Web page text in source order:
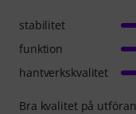
Bra kvalitet på
stabilitet
funktion
hantverkskvalitet